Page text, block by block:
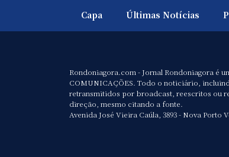
Capa Últimas Notícias
Rondoniagora.com - Jornal Rondoniagora é
COMUNICAÇÕES. Todo o noticiário,
retransmitidos por broadcast, reescritos ou
direção, mesmo citando a fonte.
Avenida José Vieira Caúla, 3893 - Nova Porto